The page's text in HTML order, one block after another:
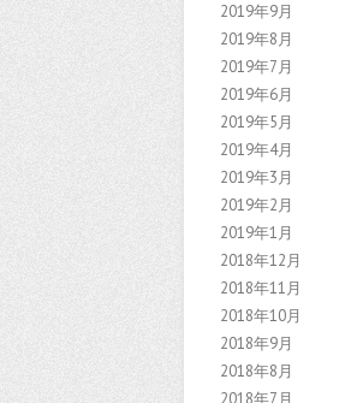
2019年9月
2019年8月
2019年7月
2019年6月
2019年5月
2019年4月
2019年3月
2019年2月
2019年1月
2018年12月
2018年11月
2018年10月
2018年9月
2018年8月
2018年7月